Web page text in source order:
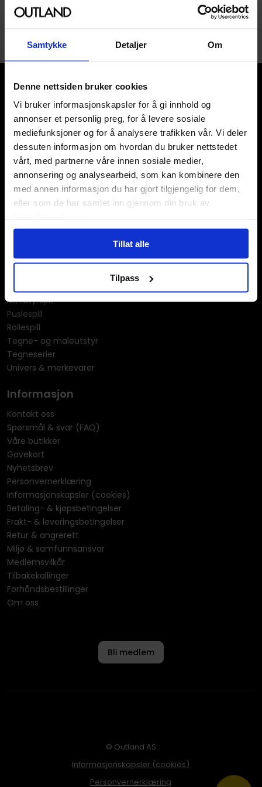
Samtykke Detaljer Om
Denne nettsiden bruker cookies
Vi bruker informasjonskapsler for å gi innhold og
annonser et personlig preg, for å levere sosiale
mediefunksjoner og for å analysere trafikken vår. Vi deler
dessuten informasjon om hvordan du bruker nettstedet
vårt, med partnerne våre innen sosiale medier,
annonsering og analysearbeid, som kan kombinere den
med annen informasjon du har gjort tilgjengelig for dem,
eller som de har samlet inn gjennom din bruk av
Tillat alle
Tilpass
Våre kategorier
Brettspill
Bøker
Godteri, mat & drikke
Hobby & fritid
Kortspill & samlekort
LEGO
Miniatyrspill
Puslespill
Rollespill
Tegne- og maleutstyr
Tegneserier
Univers & merkevarer
Informasjon
Kontakt oss
Spørsmål & svar (FAQ)
Våre butikker
Gavekort
Nyhetsbrev
Personvernerklæring
Informasjonskapsler (cookies)
Betaling- & kjøpsbetingelser
Frakt- & leveringsbetingelser
Retur & angrerett
Miljø & samfunnsansvar
Medlemsvilkår
Tilbakekallinger
Forhåndsbestillinger
Om oss
Bli medlem
© Outland AS
Informasjonskapsler (cookies)
Personvernerklæring